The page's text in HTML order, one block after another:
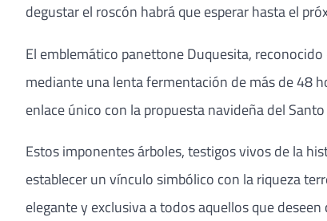
degustar el roscón habrá que esperar hasta el
El emblemático panettone Duquesita,
mediante una lenta fermentación de más de 48
enlace único con la propuesta navideña del
Estos imponentes árboles, testigos vivos de la
establecer un vínculo simbólico con la riqueza
elegante y exclusiva a todos aquellos que